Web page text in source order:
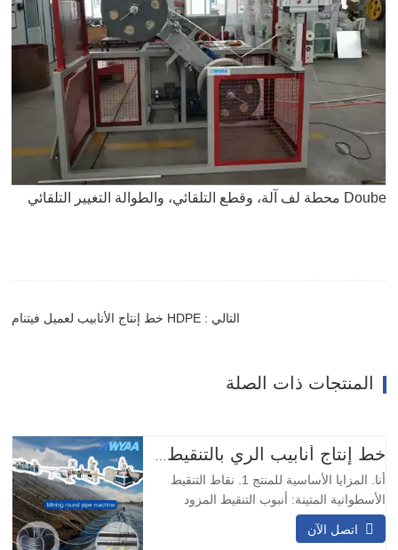
Doube محطة لف آلة، وقطع التلقائي، والطوالة التغيير التلقائي
التالي : HDPE خط إنتاج الأنابيب لعميل فيتنام
المنتجات ذات الصلة
أنا. المزايا الأساسية للمنتج 1. نقاط التنقيط
الأسطوانية المتينة: أنبوب التنقيط المزود
بمُنفث دائري مدمج مزود بنقاط تنقيط مقاومة
للتآكل والصدمات، لا حاجة لتعديل الاتجاه،
اتصل الآن